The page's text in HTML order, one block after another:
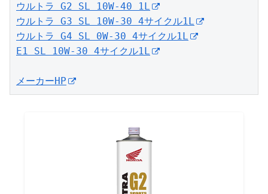
ウルトラ G2 SL 10W-40 1L
ウルトラ G3 SL 10W-30 4サイクル1L
ウルトラ G4 SL 0W-30 4サイクル1L
E1 SL 10W-30 4サイクル1L
メーカーHP